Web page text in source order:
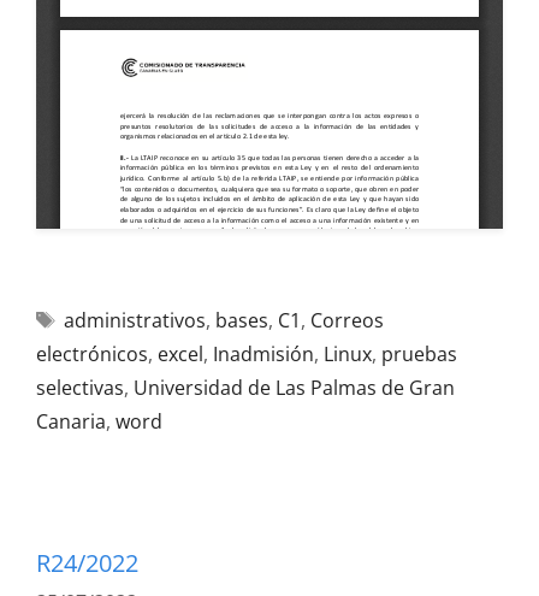
administrativos, bases, C1, Correos
electrónicos, excel, Inadmisión, Linux, pruebas
selectivas, Universidad de Las Palmas de Gran
Canaria, word
R24/2022